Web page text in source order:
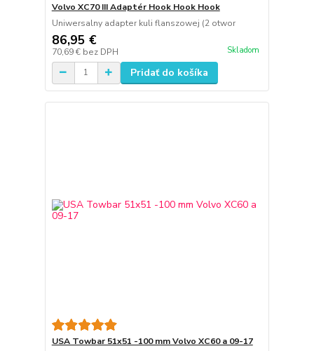
Volvo XC70 III Adaptér Hook Hook Hook
Uniwersalny adapter kuli flanszowej (2 otwor
86,95 €
70,69 € bez DPH Skladom
Pridať do košíka
USA Towbar 51x51 -100 mm Volvo XC60 a 09-17